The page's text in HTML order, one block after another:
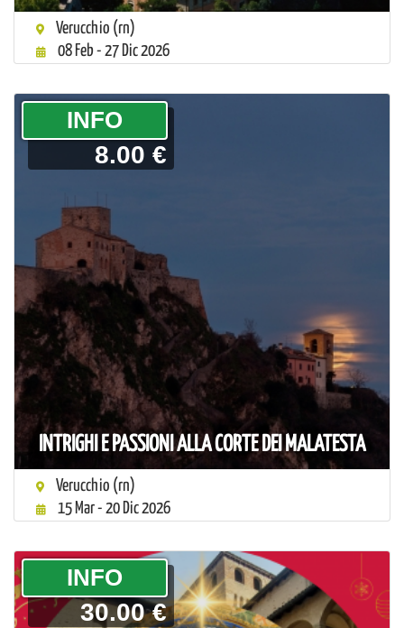
Verucchio (rn)
08 Feb - 27 Dic 2026
INTRIGHI E PASSIONI ALLA CORTE DEI MALATESTA
­INFO
8.00 €
Verucchio (rn)
15 Mar - 20 Dic 2026
­INFO
30.00 €